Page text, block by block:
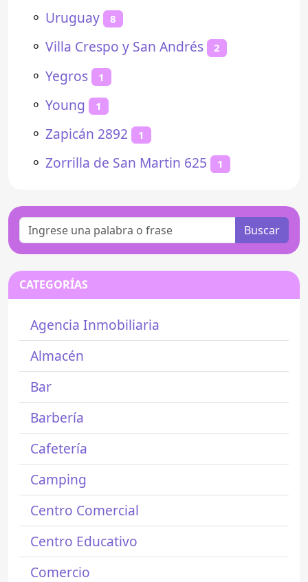
⚬ Uruguay 8
⚬ Villa Crespo y San Andrés 2
⚬ Yegros 1
⚬ Young 1
⚬ Zapicán 2892 1
⚬ Zorrilla de San Martin 625 1
Buscar
CATEGORÍAS
Agencia Inmobiliaria
Almacén
Bar
Barbería
Cafetería
Camping
Centro Comercial
Centro Educativo
Comercio